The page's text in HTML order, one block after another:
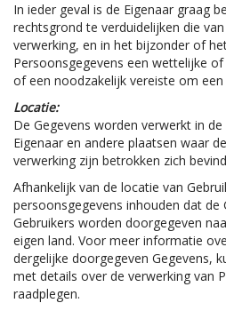
In ieder geval is de Eigenaar graag
rechtsgrond te verduidelijken die
verwerking, en in het bijzonder of
Persoonsgegevens een wettelijke
of een noodzakelijk vereiste om
Locatie:
De Gegevens worden verwerkt in
Eigenaar en andere plaatsen waar
verwerking zijn betrokken zich
Afhankelijk van de locatie van
persoonsgegevens inhouden dat de
Gebruikers worden doorgegeven
eigen land. Voor meer informatie
dergelijke doorgegeven Gegevens,
met details over de verwerking van
raadplegen.